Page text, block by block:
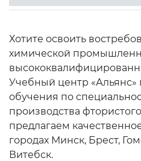
Хотите освоить
химической
Учебный центр «Альянс»
обучения по
производства
предлагаем
городах Минск, Брест,
Витебск.